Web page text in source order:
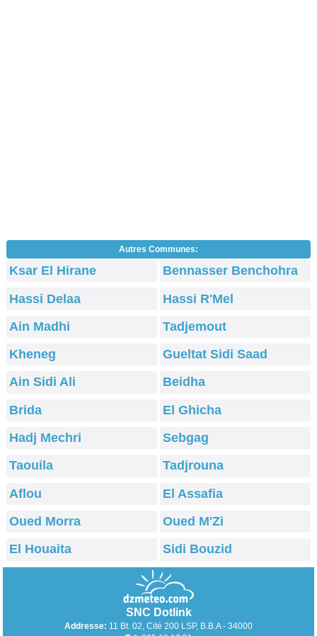
Autres Communes:
Ksar El Hirane
Bennasser Benchohra
Hassi Delaa
Hassi R'Mel
Ain Madhi
Tadjemout
Kheneg
Gueltat Sidi Saad
Ain Sidi Ali
Beidha
Brida
El Ghicha
Hadj Mechri
Sebgag
Taouila
Tadjrouna
Aflou
El Assafia
Oued Morra
Oued M'Zi
El Houaita
Sidi Bouzid
SNC Dotlink
Addresse: 11 Bt. 02, Cité 200 LSP, B.B.A - 34000